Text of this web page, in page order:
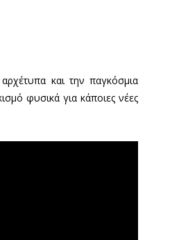
και την παγκόσμια
φυσικά για κάποιες νέες